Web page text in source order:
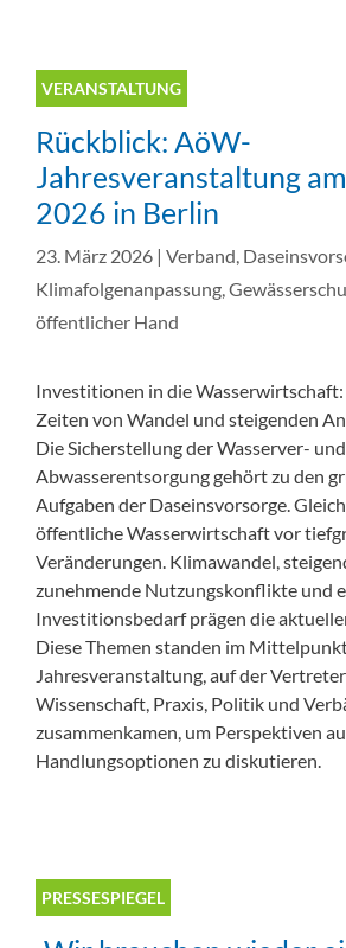
VERANSTALTUNG
Rückblick: AöW-
Jahresveranstaltung
2026 in Berlin
23. März 2026 | Verband,
Klimafolgenanpassung,
öffentlicher Hand
Investitionen in die
Zeiten von Wandel und steigenden
Die Sicherstellung der Wasserver- und
Abwasserentsorgung gehört zu den
Aufgaben der Daseinsvorsorge.
öffentliche Wasserwirtschaft vor
Veränderungen. Klimawandel,
zunehmende Nutzungskonflikte und
Investitionsbedarf prägen die
Diese Themen standen im
Jahresveranstaltung, auf der
Wissenschaft, Praxis, Politik und
zusammenkamen, um Perspektiven
Handlungsoptionen zu diskutieren.
PRESSESPIEGEL